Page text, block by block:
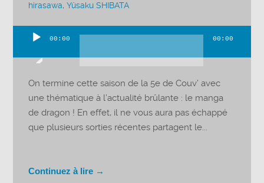
hirasawa,Yûsaku SHIBATA
audio
00:00 00:00
On termine cette saison de la 5e de Couv’ avec
une thématique à l’actualité brûlante : le manga
de dragon ! En effet, il ne vous aura pas échappé
que plusieurs sorties récentes partagent le...
Continuez à lire →